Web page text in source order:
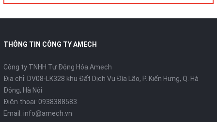
THÔNG TIN CÔNG TY AMECH
Công ty TNHH Tự Động Hóa Amech
Địa chỉ: DV08-LK328 khu Đất Dịch Vụ Đìa Lão, P. Kiến Hưng, Q. Hà
Đông, Hà Nội
Điện thoại: 0938388583
Email: info@amech.vn